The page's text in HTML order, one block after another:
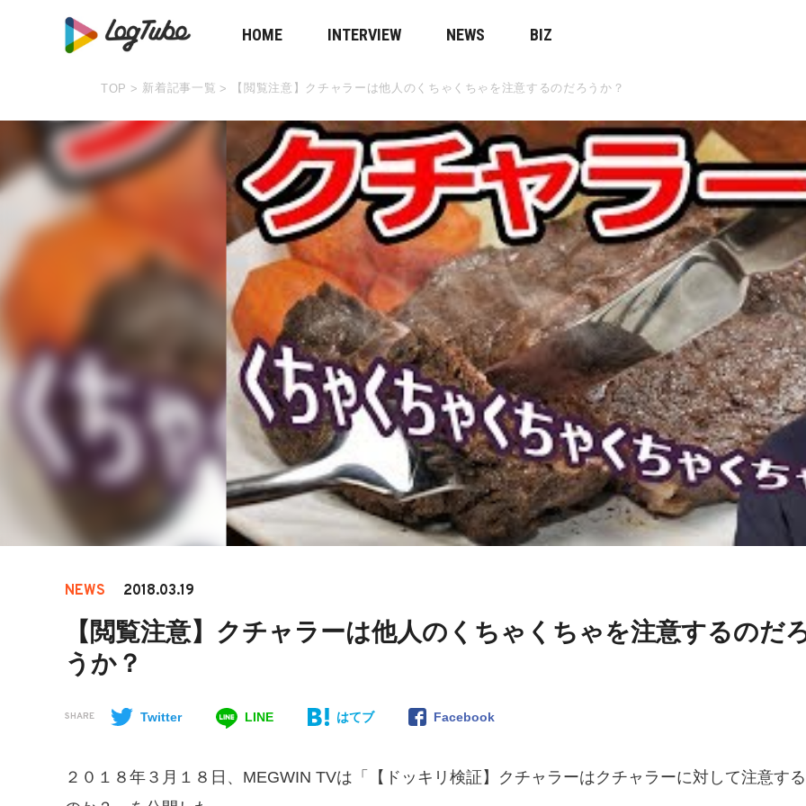
HOME INTERVIEW NEWS BIZ
TOP > 新着記事一覧 > 【閲覧注意】クチャラーは他人のくちゃくちゃを注意するのだろうか？
NEWS 2018.03.19
【閲覧注意】クチャラーは他人のくちゃくちゃを注意するのだ
うか？
SHARE Twitter LINE はてブ Facebook
２０１８年３月１８日、MEGWIN TVは「【ドッキリ検証】クチャラーはクチャラーに対して注意する